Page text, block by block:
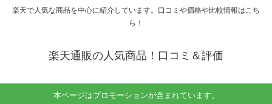
楽天で人気な商品を中心に紹介しています。口コミや価格や比較情報はこち
ら！
楽天通販の人気商品！口コミ＆評価
本ページはプロモーションが含まれています。